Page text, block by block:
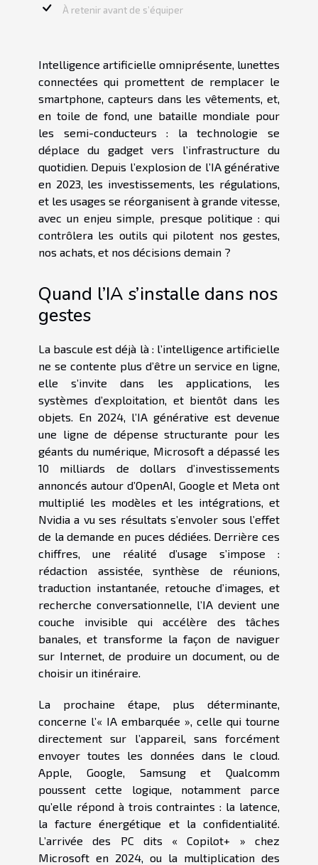
À retenir avant de s’équiper
Intelligence artificielle omniprésente, lunettes
connectées qui promettent de remplacer le
smartphone, capteurs dans les vêtements, et,
en toile de fond, une bataille mondiale pour
les semi-conducteurs : la technologie se
déplace du gadget vers l’infrastructure du
quotidien. Depuis l’explosion de l’IA générative
en 2023, les investissements, les régulations,
et les usages se réorganisent à grande vitesse,
avec un enjeu simple, presque politique : qui
contrôlera les outils qui pilotent nos gestes,
nos achats, et nos décisions demain ?
Quand l’IA s’installe dans nos
gestes
La bascule est déjà là : l’intelligence artificielle
ne se contente plus d’être un service en ligne,
elle s’invite dans les applications, les
systèmes d’exploitation, et bientôt dans les
objets. En 2024, l’IA générative est devenue
une ligne de dépense structurante pour les
géants du numérique, Microsoft a dépassé les
10 milliards de dollars d’investissements
annoncés autour d’OpenAI, Google et Meta ont
multiplié les modèles et les intégrations, et
Nvidia a vu ses résultats s’envoler sous l’effet
de la demande en puces dédiées. Derrière ces
chiffres, une réalité d’usage s’impose :
rédaction assistée, synthèse de réunions,
traduction instantanée, retouche d’images, et
recherche conversationnelle, l’IA devient une
couche invisible qui accélère des tâches
banales, et transforme la façon de naviguer
sur Internet, de produire un document, ou de
choisir un itinéraire.
La prochaine étape, plus déterminante,
concerne l’« IA embarquée », celle qui tourne
directement sur l’appareil, sans forcément
envoyer toutes les données dans le cloud.
Apple, Google, Samsung et Qualcomm
poussent cette logique, notamment parce
qu’elle répond à trois contraintes : la latence,
la facture énergétique et la confidentialité.
L’arrivée des PC dits « Copilot+ » chez
Microsoft en 2024, ou la multiplication des